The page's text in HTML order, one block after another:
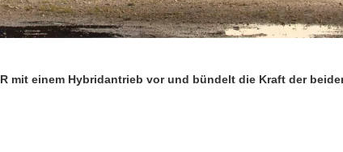
R mit einem Hybridantrieb vor und bündelt die Kraft der